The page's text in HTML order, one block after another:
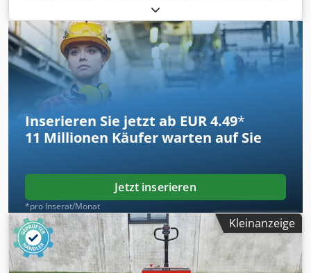
Hochhubwagen, Deichselstapler Dkedpfxsg N Tuwe Agter -
Hersteller: BAKA, Hochhubwagen Typ EGGT 69-1604 -
Traglast: max. 1600 kg -Hubhöhe: 2250 mm -Eigenhöhe:
1670 mm -Breite: 870 mm -Länge: ohne Zinken 1630 mm -
Zinken: Länge 800 mm / 80 x 40 mm -ohne Batterie:
Batterie defekt, kann gegen Aufpreis ersetzt werden -
Abmessungen: 2500/870/H1670 mm -Eigengewicht.: 2050
Inserieren Sie jetzt ab EUR 4.49*
11 Millionen Käufer warten auf Sie
Jetzt inserieren
*pro Inserat/Monat
Kleinanzeige